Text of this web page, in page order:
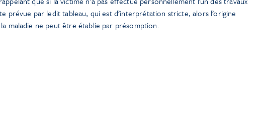
prévue par ledit tableau, qui est d’interprétation stricte, alors l’origine
maladie ne peut être établie par présomption.